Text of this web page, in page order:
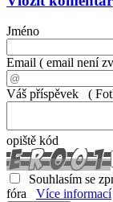
Jméno
Email ( email není
Váš příspěvek (
opiště kód
Souhlasím se
fóra
Více informací